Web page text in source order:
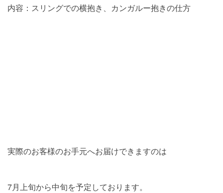
内容：スリングでの横抱き、カンガルー抱きの仕方
実際のお客様のお手元へお届けできますのは
7月上旬から中旬を予定しております。